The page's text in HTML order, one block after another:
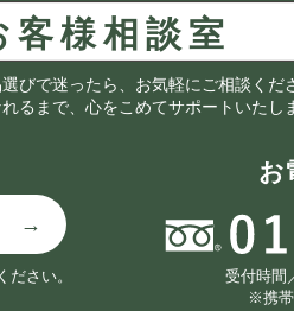
びで迷ったら、お気軽にご相談くだ
るまで、心をこめてサポートいたし
ださい。
お
受付時間
※携帯